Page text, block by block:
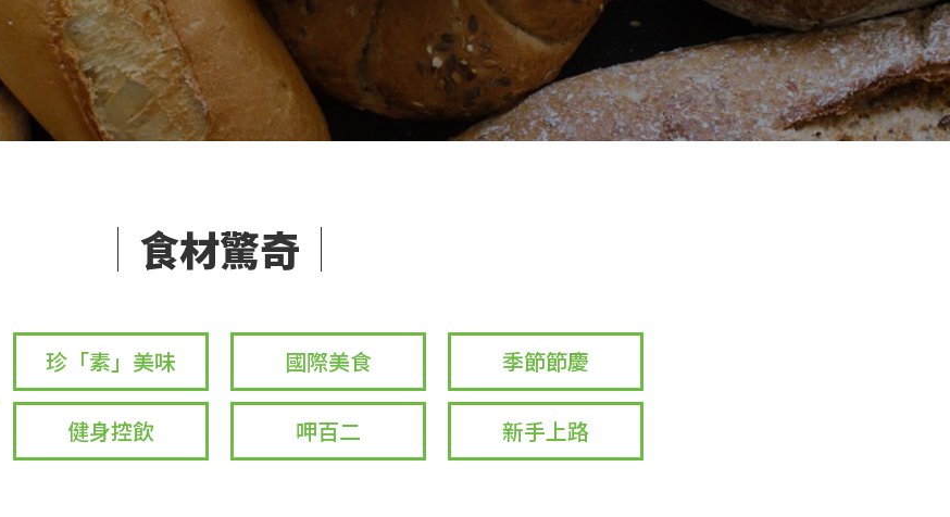
食材驚奇
珍「素」美味 國際美食 季節節慶
健身控飲 呷百二 新手上路